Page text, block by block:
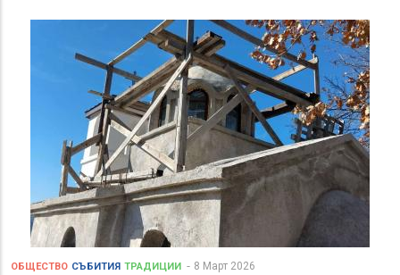
ОБЩЕСТВО СЪБИТИЯ ТРАДИЦИИ 8 Март 2026